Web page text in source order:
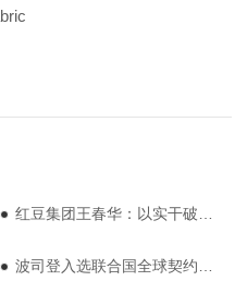
红豆集团王春华：以实干破解发展难题，用创新推动外贸劲增
波司登入选联合国全球契约组织“25可持续发展链主联盟”